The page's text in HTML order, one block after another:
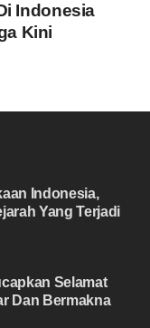
Indonesia
Kini
Indonesia,
Yang Terjadi
Selamat
Dan Bermakna